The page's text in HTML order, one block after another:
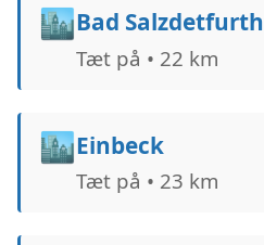
🏙️Bad Salzdetfurth
Tæt på • 22 km
🏙️Einbeck
Tæt på • 23 km